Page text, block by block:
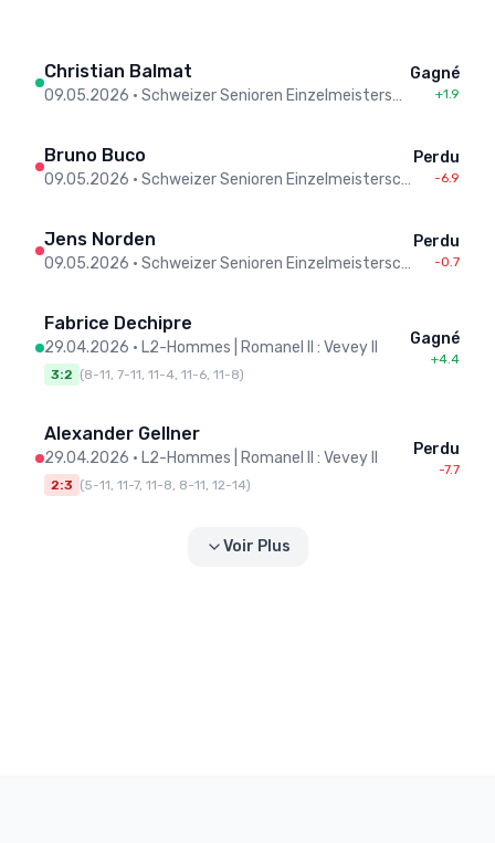
Christian Balmat
09.05.2026 • Schweizer Senioren Einzelmeisterschaften / Championnats Suisses individuels seniors - Men
Gagné
+1.9
Bruno Buco
09.05.2026 • Schweizer Senioren Einzelmeisterschaften / Championnats Suisses individuels seniors - Men
Perdu
-6.9
Jens Norden
09.05.2026 • Schweizer Senioren Einzelmeisterschaften / Championnats Suisses individuels seniors - Men
Perdu
-0.7
Fabrice Dechipre
29.04.2026 • L2-Hommes | Romanel II : Vevey II
3:2 (8-11, 7-11, 11-4, 11-6, 11-8)
Gagné
+4.4
Alexander Gellner
29.04.2026 • L2-Hommes | Romanel II : Vevey II
2:3 (5-11, 11-7, 11-8, 8-11, 12-14)
Perdu
-7.7
Voir Plus